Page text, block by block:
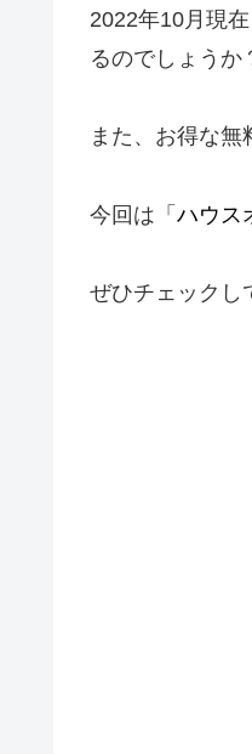
2022年10月現在
るのでしょうか
また、お得な無
今回は「 ハウス
ぜひチェックし